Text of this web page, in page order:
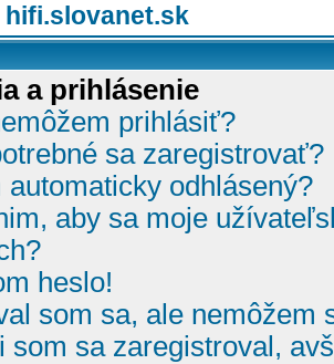
hifi.slovanet.sk
a prihlásenie
prihlásiť?
sa zaregistrovať?
automaticky odhlásený?
aby sa moje
heslo!
som sa, ale nemôžem
som sa zaregistroval,